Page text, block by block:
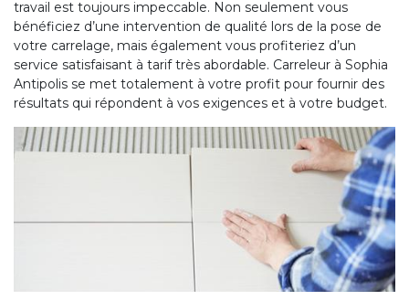
travail est toujours impeccable. Non seulement vous
bénéficiez d’une intervention de qualité lors de la pose de
votre carrelage, mais également vous profiteriez d’un
service satisfaisant à tarif très abordable. Carreleur à Sophia
Antipolis se met totalement à votre profit pour fournir des
résultats qui répondent à vos exigences et à votre budget.